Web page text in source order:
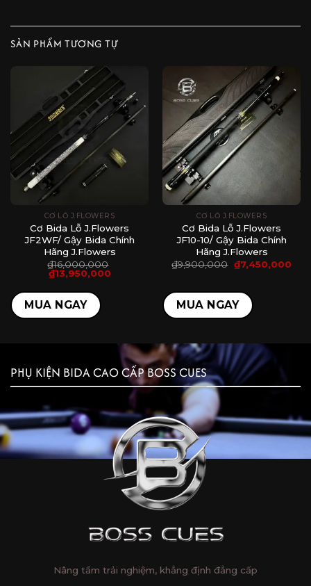
SẢN PHẨM TƯƠNG TỰ
CƠ LỖ J.FLOWERS
Cơ Bida Lỗ J.Flowers
JF2WF/ Gậy Bida Chính
Hãng J.Flowers
₫16,000,000
Giá
gốc
là:
₫16,000,000.
₫13,950,000Giá
₫13,950,000.
MUA NGAY
CƠ LỖ J.FLOWERS
Cơ Bida Lỗ J.Flowers
JF10-10/ Gậy Bida Chính
Hãng J.Flowers
₫9,900,000 Giá
gốc
₫9,900,000.
₫7,450,000Giá
MUA NGAY
PHỤ KIỆN BIDA CAO CẤP BOSS CUES
Nâng tầm trải nghiệm, khẳng định đẳng cấp